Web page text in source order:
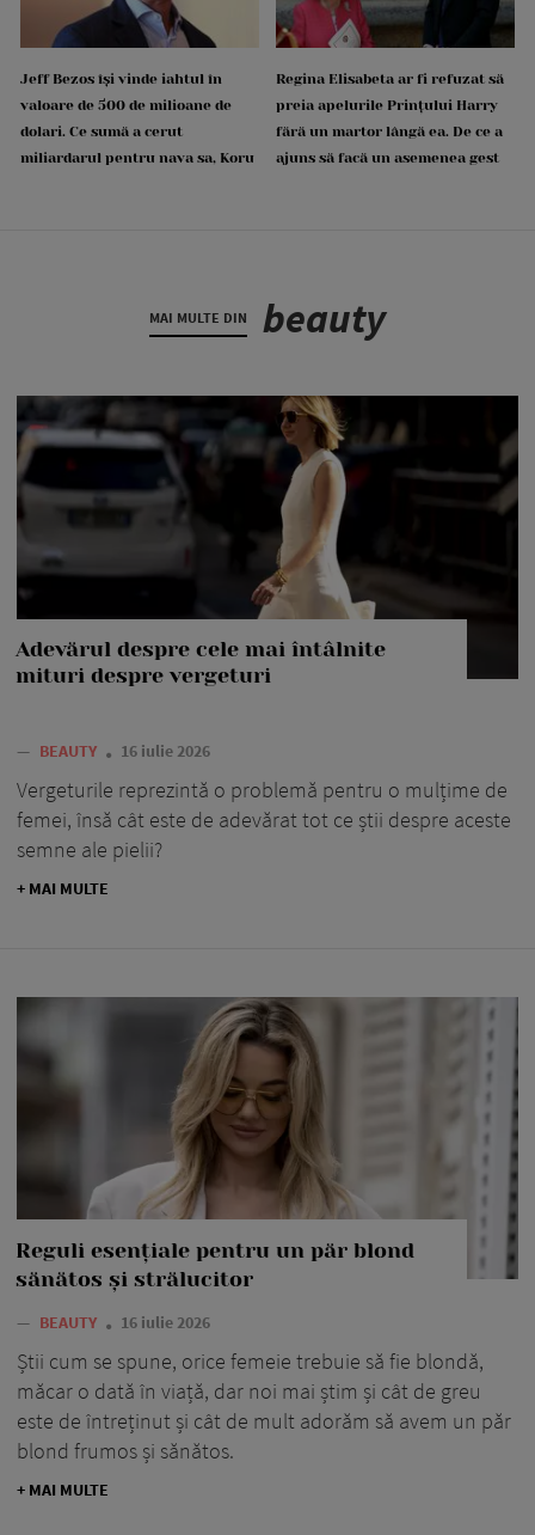
Jeff Bezos își vinde iahtul în
valoare de 500 de milioane de
dolari. Ce sumă a cerut
miliardarul pentru nava sa, Koru
Regina Elisabeta ar fi refuzat să
preia apelurile Prințului Harry
fără un martor lângă ea. De ce a
ajuns să facă un asemenea gest
MAI MULTE DIN beauty
Adevărul despre cele mai întâlnite
mituri despre vergeturi
— BEAUTY 16 iulie 2026
Vergeturile reprezintă o problemă pentru o mulțime de
femei, însă cât este de adevărat tot ce știi despre aceste
semne ale pielii?
+ MAI MULTE
Reguli esențiale pentru un păr blond
sănătos și strălucitor
— BEAUTY 16 iulie 2026
Știi cum se spune, orice femeie trebuie să fie blondă,
măcar o dată în viață, dar noi mai știm și cât de greu
este de întreținut și cât de mult adorăm să avem un păr
blond frumos și sănătos.
+ MAI MULTE